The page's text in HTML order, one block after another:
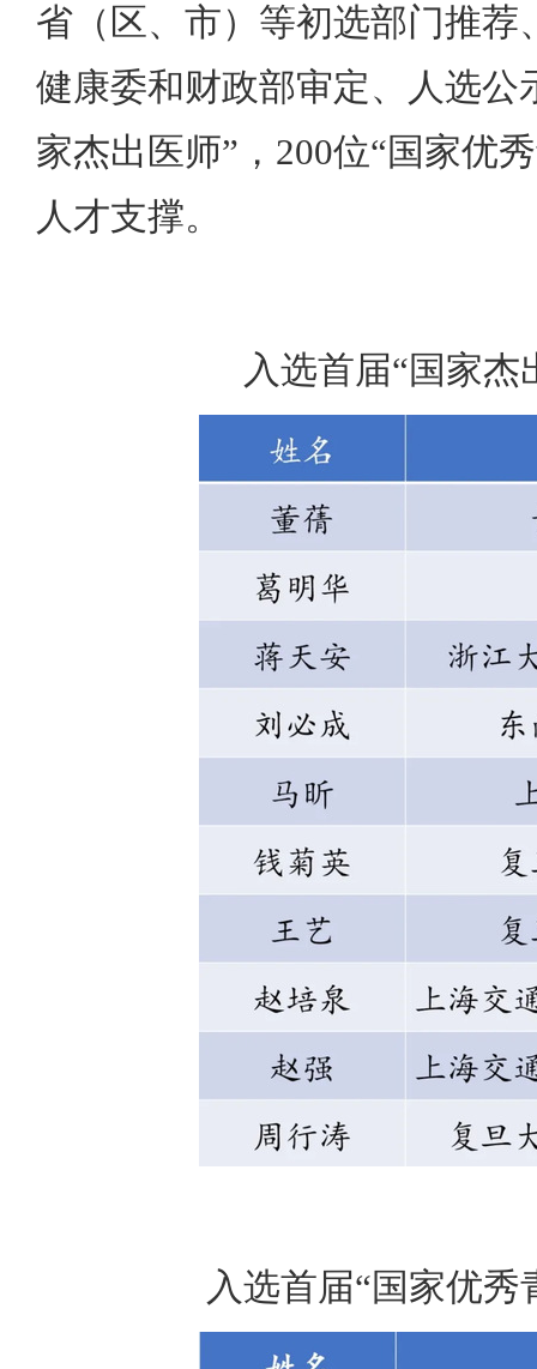
省（区、市）等初选部门推
健康委和财政部审定、人选公
家杰出医师”，200位“国家优
人才支撑。
入选首届“国家杰
入选首届“国家优